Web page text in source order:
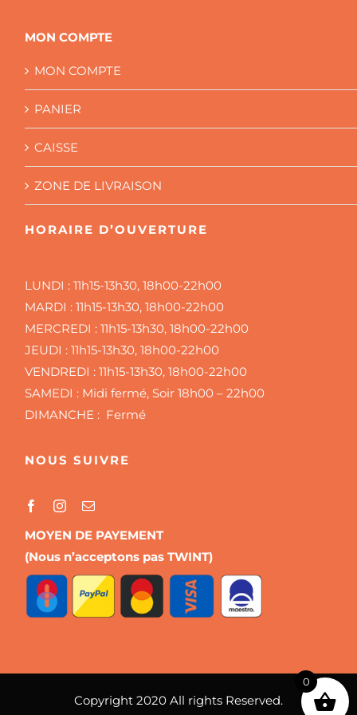
MON COMPTE
MON COMPTE
PANIER
CAISSE
ZONE DE LIVRAISON
HORAIRE D’OUVERTURE
LUNDI :11h15-13h30, 18h00-22h00
MARDI :11h15-13h30, 18h00-22h00
MERCREDI :11h15-13h30, 18h00-22h00
JEUDI :11h15-13h30, 18h00-22h00
VENDREDI :11h15-13h30, 18h00-22h00
SAMEDI : Midi fermé, Soir 18h00 – 22h00
DIMANCHE : Fermé
NOUS SUIVRE
MOYEN DE PAYEMENT
(Nous n’acceptons pas TWINT)
Copyright 2020 All rights Reserved.
0